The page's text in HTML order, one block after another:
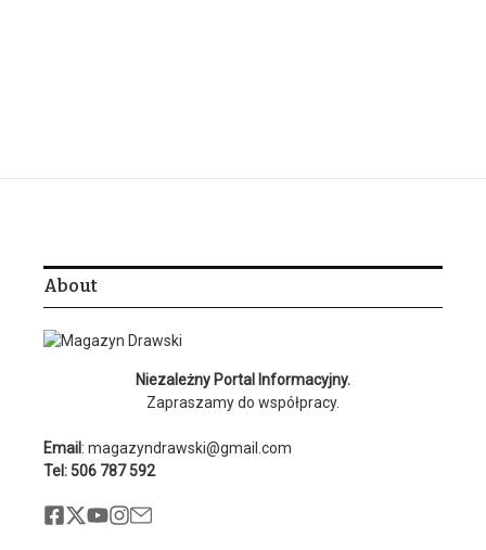
About
Niezależny Portal Informacyjny.
Zapraszamy do współpracy.
Email : magazyndrawski@gmail.com
Tel: 506 787 592